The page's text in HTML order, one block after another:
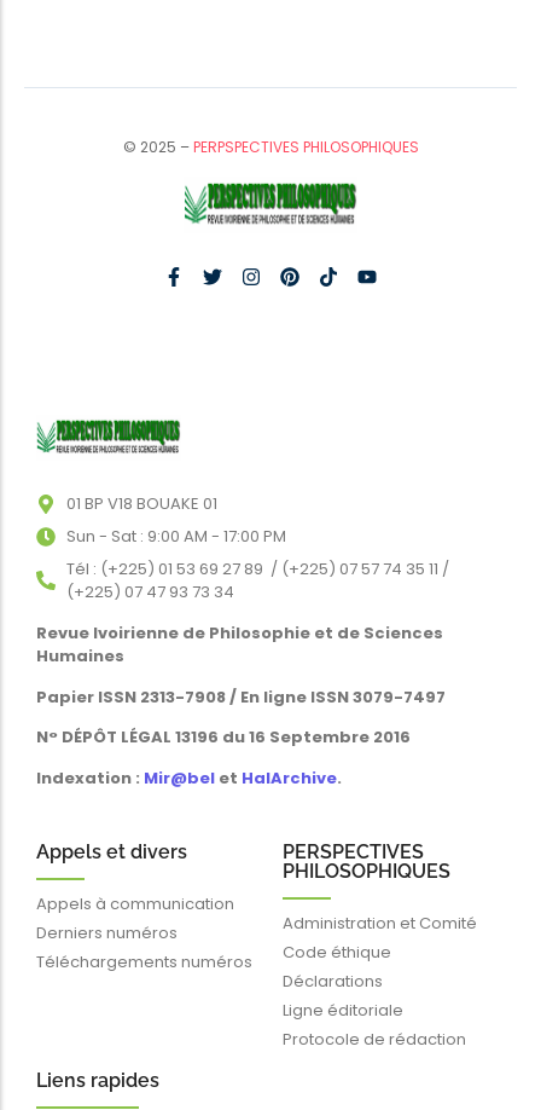
© 2025 –PERPSPECTIVES PHILOSOPHIQUES
01 BP V18 BOUAKE 01
Sun - Sat : 9:00 AM - 17:00 PM
Tél : (+225) 01 53 69 27 89 / (+225) 07 57 74 35 11 /
(+225) 07 47 93 73 34
Revue Ivoirienne de Philosophie et de Sciences
Humaines
Papier ISSN 2313-7908 / En ligne ISSN 3079-7497
N° DÉPÔT LÉGAL 13196 du 16 Septembre 2016
Indexation : Mir@bel et HalArchive.
Appels et divers
Appels à communication
Derniers numéros
Téléchargements numéros
PERSPECTIVES
PHILOSOPHIQUES
Administration et Comité
Code éthique
Déclarations
Ligne éditoriale
Protocole de rédaction
Liens rapides